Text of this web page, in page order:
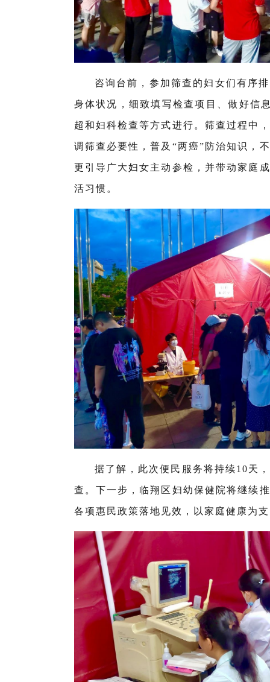
咨询台前，参加筛查的妇女们有序
身体状况，细致填写检查项目、做好信
超和妇科检查等方式进行。筛查过程中
调筛查必要性，普及“两癌”防治知识，
更引导广大妇女主动参检，并带动家庭
活习惯。
据了解，此次便民服务将持续10天
查。下一步，临翔区妇幼保健院将继续
各项惠民政策落地见效，以家庭健康为